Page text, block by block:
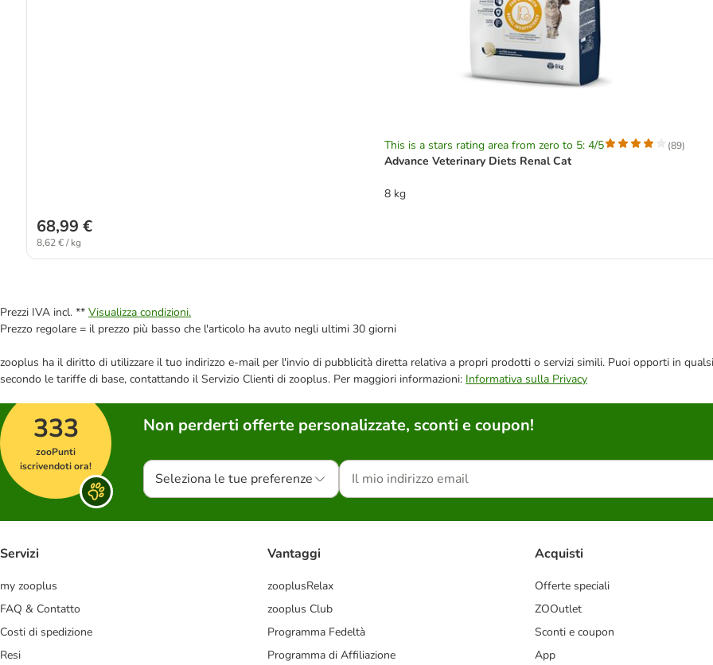
This is a stars rating area from zero to 5: 4/5 (89)
Advance Veterinary Diets Renal Cat
8 kg
68,99 €
8,62 € / kg
Prezzi IVA incl. ** Visualizza condizioni.
Prezzo regolare = il prezzo più basso che l'articolo ha avuto negli ultimi 30 giorni
zooplus ha il diritto di utilizzare il tuo indirizzo e-mail per l'invio di pubblicità diretta relativa a propri prodotti o servizi simili. Puoi opporti in
secondo le tariffe di base, contattando il Servizio Clienti di zooplus. Per maggiori informazioni: Informativa sulla Privacy
333
zooPunti
iscrivendoti ora!
Non perderti offerte personalizzate, sconti e coupon!
Seleziona le tue preferenze
Servizi
my zooplus
FAQ & Contatto
Costi di spedizione
Resi
Vantaggi
zooplusRelax
zooplus Club
Programma Fedeltà
Programma di Affiliazione
Acquisti
Offerte speciali
ZOOutlet
Sconti e coupon
App